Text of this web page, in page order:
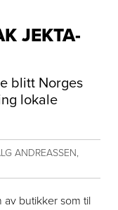
JEKTA-
blitt Norges
lokale
ANDREASSEN,
butikker som til